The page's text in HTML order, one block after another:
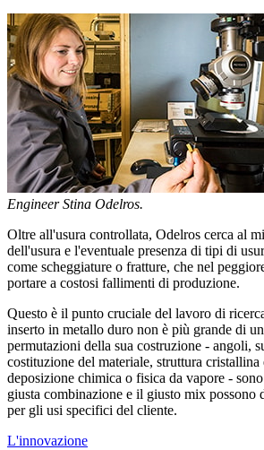
Engineer Stina Odelros.
Oltre all'usura controllata, Odelros cerca al
dell'usura e l'eventuale presenza di tipi di
come scheggiature o fratture, che nel
portare a costosi fallimenti di produzione.
Questo è il punto cruciale del lavoro di
inserto in metallo duro non è più grande di
permutazioni della sua costruzione - angoli,
costituzione del materiale, struttura cristallina
deposizione chimica o fisica da vapore -
giusta combinazione e il giusto mix possono
per gli usi specifici del cliente.
L'innovazione